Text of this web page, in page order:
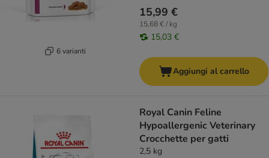
6 varianti
15,99 €
15,68 € / kg
15,03 €
Aggiungi al carrello
Royal Canin Feline
Hypoallergenic Veterinary
Crocchette per gatti
2,5 kg